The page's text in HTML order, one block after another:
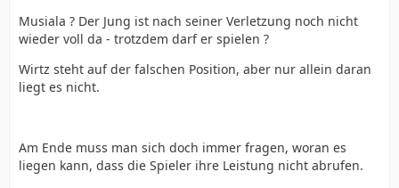
Musiala ? Der Jung ist nach seiner Verletzung noch nicht
wieder voll da - trotzdem darf er spielen ?
Wirtz steht auf der falschen Position, aber nur allein daran
liegt es nicht.
Am Ende muss man sich doch immer fragen, woran es
liegen kann, dass die Spieler ihre Leistung nicht abrufen.